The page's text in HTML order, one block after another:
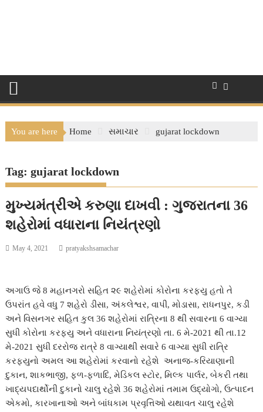
You are here Home સમાચાર gujarat lockdown
Tag:gujarat lockdown
મુખ્યમંત્રીએ કરુણા દાખવી : ગુજરાતના 36
શહેરોમાં વધારાના નિયંત્રણો
May 4, 2021 pratyakshsamachar
અગાઉ જે 8 મહાનગરો સહિત ૨૯ શહેરોમાં કોરોના કરફ્યુ હતો તે
ઉપરાંત હવે વધુ 7 શહેરો ડીસા, અંકલેશ્વર, વાપી, મોડાસા, રાધનપુર, કડી
અને વિસનગર સહિત કુલ 36 શહેરોમાં રાત્રિના 8 થી સવારના 6 વાગ્યા
સુધી કોરોના કરફ્યુ અને વધારાના નિયંત્રણો તા. 6 મે-2021 થી તા.12
મે-2021 સુધી દરરોજ રાત્રે 8 વાગ્યાથી સવારે 6 વાગ્યા સુધી રાત્રિ
કરફયુનો અમલ આ શહેરોમાં કરવાનો રહેશે અનાજ-કરિયાણાની
દુકાન, શાકભાજી, ફળ-ફળાદિ, મેડિકલ સ્ટોર, મિલ્ક પાર્લર, બેકરી તથા
ખાદ્યપદાર્થોની દુકાનો ચાલુ રહેશે 36 શહેરોમાં તમામ ઉદ્યોગો, ઉત્પાદન
એકમો, કારખાનાઓ અને બાંધકામ પ્રવૃત્તિઓ યથાવત ચાલુ રહેશે